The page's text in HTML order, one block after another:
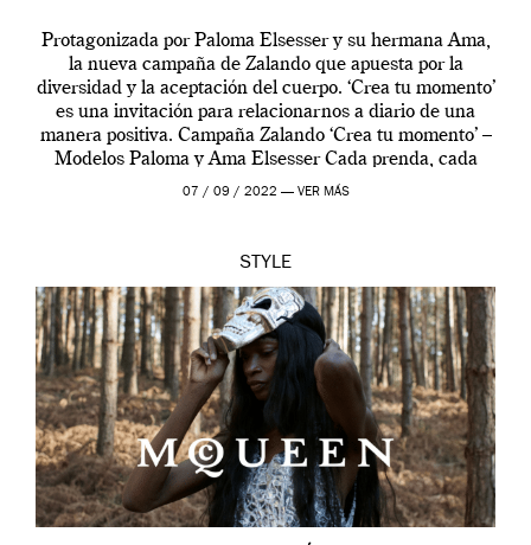
Protagonizada por Paloma Elsesser y su hermana Ama,
la nueva campaña de Zalando que apuesta por la
diversidad y la aceptación del cuerpo. ‘Crea tu momento’
es una invitación para relacionarnos a diario de una
manera positiva. Campaña Zalando ‘Crea tu momento’ –
Modelos Paloma y Ama Elsesser Cada prenda, cada
outfit, cada momento, caracteriza […]
07 / 09 / 2022 — VER MÁS
STYLE